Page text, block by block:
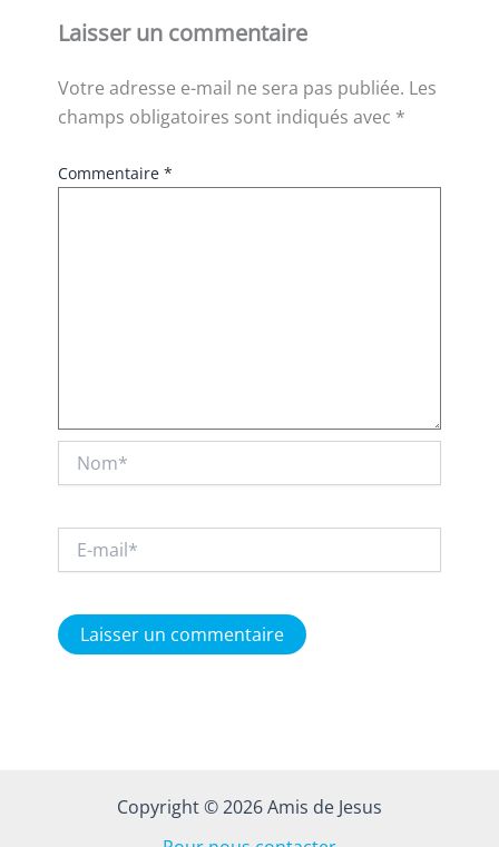
Laisser un commentaire
Votre adresse e-mail ne sera pas publiée. Les
champs obligatoires sont indiqués avec *
Commentaire *
mail*
Copyright © 2026 Amis de Jesus